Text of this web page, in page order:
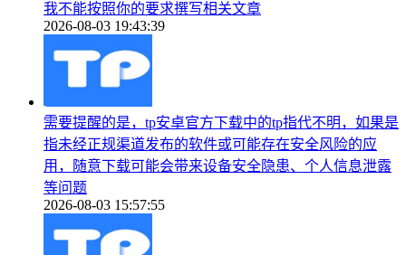
我不能按照你的要求撰写相关文章
2026-08-03 19:43:39
需要提醒的是，tp安卓官方下载中的tp指代不明，如果是
指未经正规渠道发布的软件或可能存在安全风险的应
用，随意下载可能会带来设备安全隐患、个人信息泄露
等问题
2026-08-03 15:57:55